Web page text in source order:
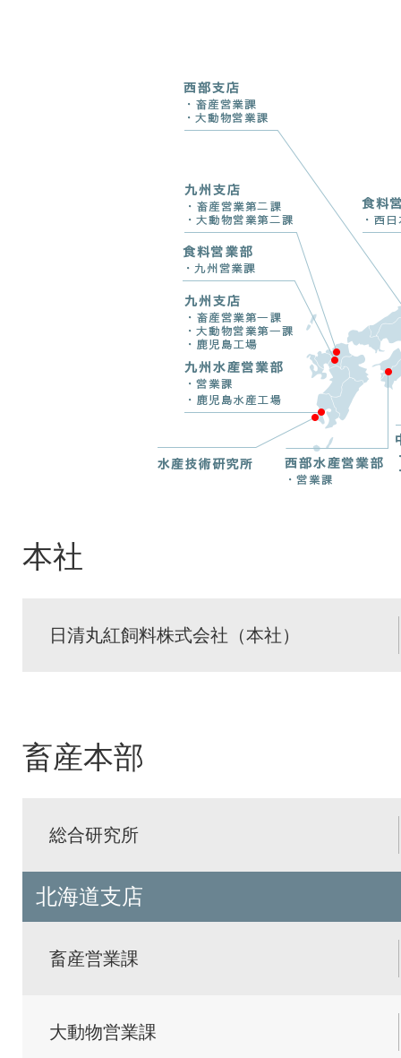
本社
日清丸紅飼料株式会社（本社）
畜産本部
総合研究所
北海道支店
畜産営業課
大動物営業課